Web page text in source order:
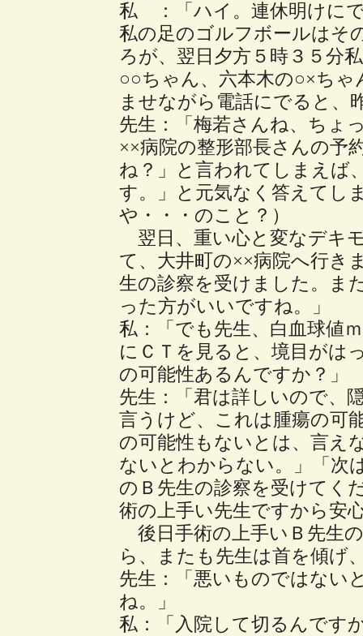
私 ：「ハイ。連休明けに
私の足のゴルフボールはそ
ろが、翌日夕方５時３５分
○○ちゃん、六本木の○×ち
ませながら電話にでると、
先生：「梅若さんね、ちょ
××病院の整形部長さんの予
ね？」と言われてしまえば
す。」と元気なく答えてし
や・・・のこと？）
翌日、重い心と変なデキ
て、大井町の××病院へ行き
生の診察を受けました。ま
った方がいいですね。」
私：「でも先生、白血球値
にＣＴを見ると、境目がは
の可能性あるんですか？」
先生：「君は詳しいので、
言うけど、これは腫瘍の可
の可能性もないとは、言え
ないとわからない。」「次
のＢ先生の診察を受けてく
術の上手い先生ですから安
後日手術の上手いＢ先生
ら、またも先生は首を傾げ
先生：「悪いものではない
ね。」
私：「入院して切るんです